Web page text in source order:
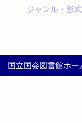
ジャンル・形
国立国会図書館ホー